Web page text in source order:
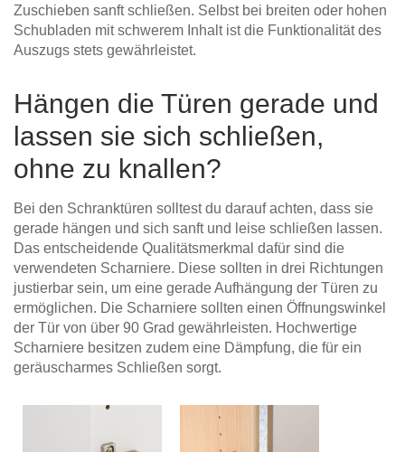
Zuschieben sanft schließen. Selbst bei breiten oder hohen
Schubladen mit schwerem Inhalt ist die Funktionalität des
Auszugs stets gewährleistet.
Hängen die Türen gerade und
lassen sie sich schließen,
ohne zu knallen?
Bei den Schranktüren solltest du darauf achten, dass sie
gerade hängen und sich sanft und leise schließen lassen.
Das entscheidende Qualitätsmerkmal dafür sind die
verwendeten Scharniere. Diese sollten in drei Richtungen
justierbar sein, um eine gerade Aufhängung der Türen zu
ermöglichen. Die Scharniere sollten einen Öffnungswinkel
der Tür von über 90 Grad gewährleisten. Hochwertige
Scharniere besitzen zudem eine Dämpfung, die für ein
geräuscharmes Schließen sorgt.